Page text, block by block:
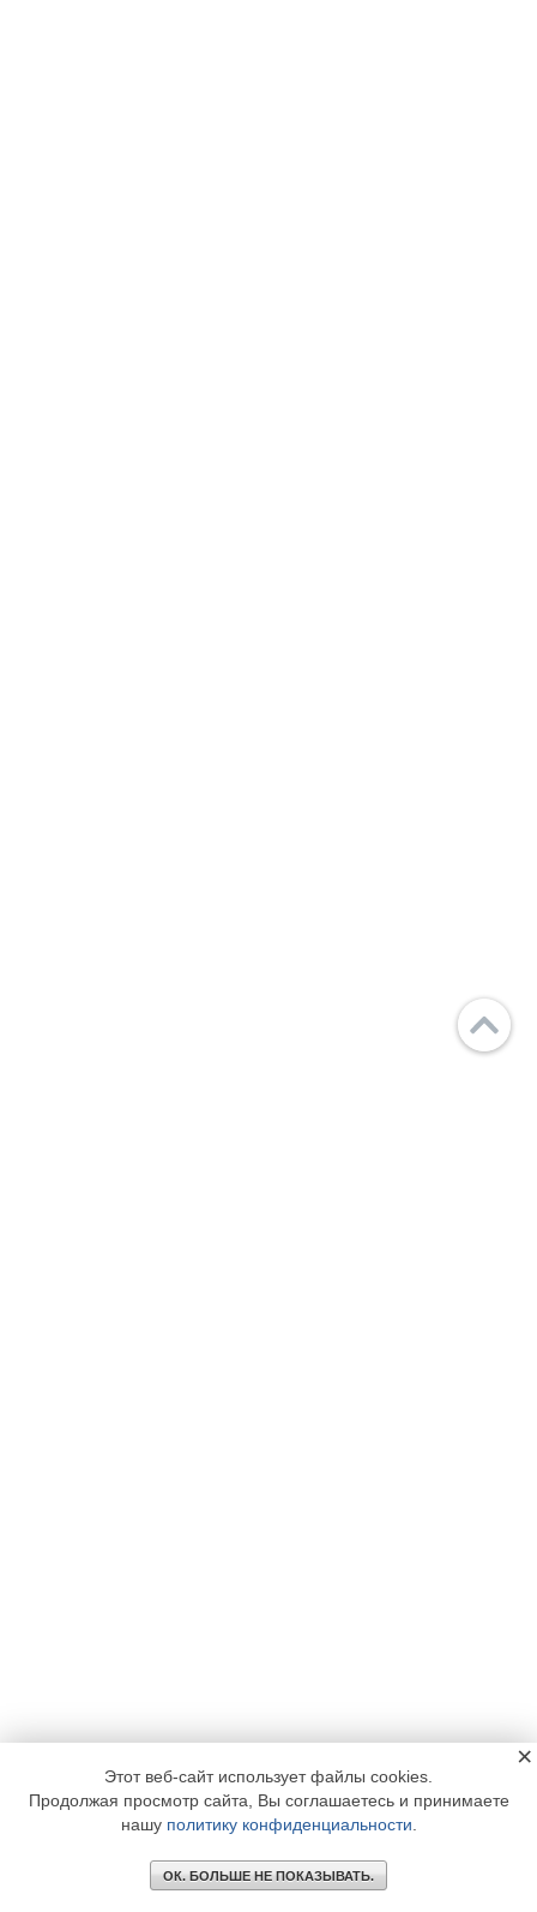
Этот веб-сайт использует файлы cookies.
Продолжая просмотр сайта, Вы соглашаетесь и принимаете
нашу политику конфиденциальности
ОК. БОЛЬШЕ НЕ ПОКАЗЫВАТЬ.
×